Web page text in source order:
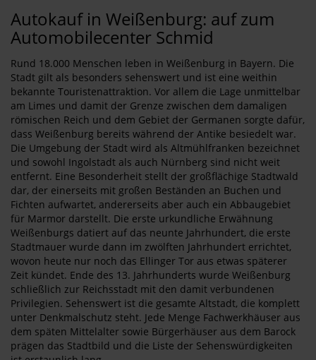
Autokauf in Weißenburg: auf zum
Automobilecenter Schmid
Rund 18.000 Menschen leben in Weißenburg in Bayern. Die
Stadt gilt als besonders sehenswert und ist eine weithin
bekannte Touristenattraktion. Vor allem die Lage unmittelbar
am Limes und damit der Grenze zwischen dem damaligen
römischen Reich und dem Gebiet der Germanen sorgte dafür,
dass Weißenburg bereits während der Antike besiedelt war.
Die Umgebung der Stadt wird als Altmühlfranken bezeichnet
und sowohl Ingolstadt als auch Nürnberg sind nicht weit
entfernt. Eine Besonderheit stellt der großflächige Stadtwald
dar, der einerseits mit großen Beständen an Buchen und
Fichten aufwartet, andererseits aber auch ein Abbaugebiet
für Marmor darstellt. Die erste urkundliche Erwähnung
Weißenburgs datiert auf das neunte Jahrhundert, die erste
Stadtmauer wurde dann im zwölften Jahrhundert errichtet,
wovon heute nur noch das Ellinger Tor aus etwas späterer
Zeit kündet. Ende des 13. Jahrhunderts wurde Weißenburg
schließlich zur Reichsstadt mit den damit verbundenen
Privilegien. Sehenswert ist die gesamte Altstadt, die komplett
unter Denkmalschutz steht. Jede Menge Fachwerkhäuser aus
dem späten Mittelalter sowie Bürgerhäuser aus dem Barock
prägen das Stadtbild und die Liste der Sehenswürdigkeiten